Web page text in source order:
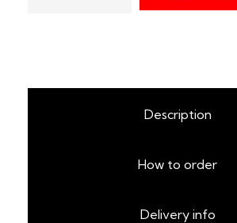
Description
How to order
Delivery info